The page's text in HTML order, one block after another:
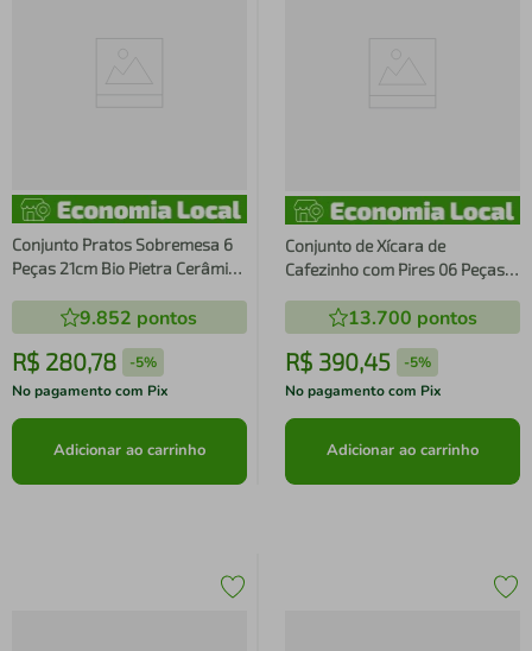
Conjunto Pratos Sobremesa 6
Peças 21cm Bio Pietra Cerâmica
9.852 pontos
R$ 280,78 -5%
No pagamento com Pix
Adicionar ao carrinho
Conjunto de Xícara de
Cafezinho com Pires 06 Peças
13.700 pontos
R$ 390,45 -5%
No pagamento com Pix
Adicionar ao carrinho